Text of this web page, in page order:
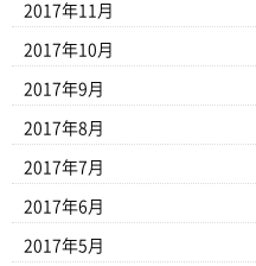
2017年11月
2017年10月
2017年9月
2017年8月
2017年7月
2017年6月
2017年5月